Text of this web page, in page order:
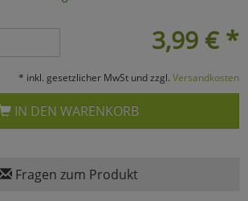
3,99 € *
* inkl. gesetzlicher MwSt und zzgl. Versandkosten
IN DEN WARENKORB
Fragen zum Produkt
Cookies
Cookies
Einstellungen speichern